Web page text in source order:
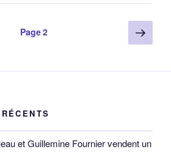
Page2 Page
et Guillemine Fournier vendent un